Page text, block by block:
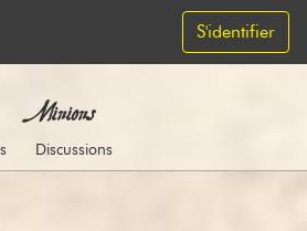
S'identifier
Minions
Discussions